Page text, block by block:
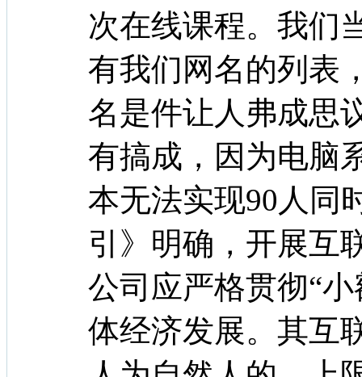
次在线课程。我们
有我们网名的列表
名是件让人弗成思
有搞成，因为电
本无法实现90人同
引》明确，开展互
公司应严格贯彻“
体经济发展。其互